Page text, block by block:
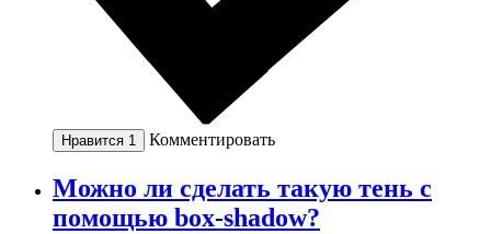
Нравится 1 Комментировать
Можно ли сделать такую тень с
помощью box-shadow?